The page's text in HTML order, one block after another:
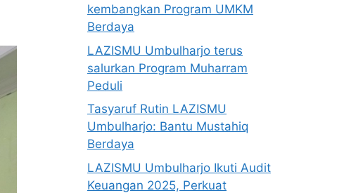
kembangkan Program UMKM
Berdaya
LAZISMU Umbulharjo terus
salurkan Program Muharram
Peduli
Tasyaruf Rutin LAZISMU
Umbulharjo: Bantu Mustahiq
Berdaya
LAZISMU Umbulharjo Ikuti Audit
Keuangan 2025, Perkuat